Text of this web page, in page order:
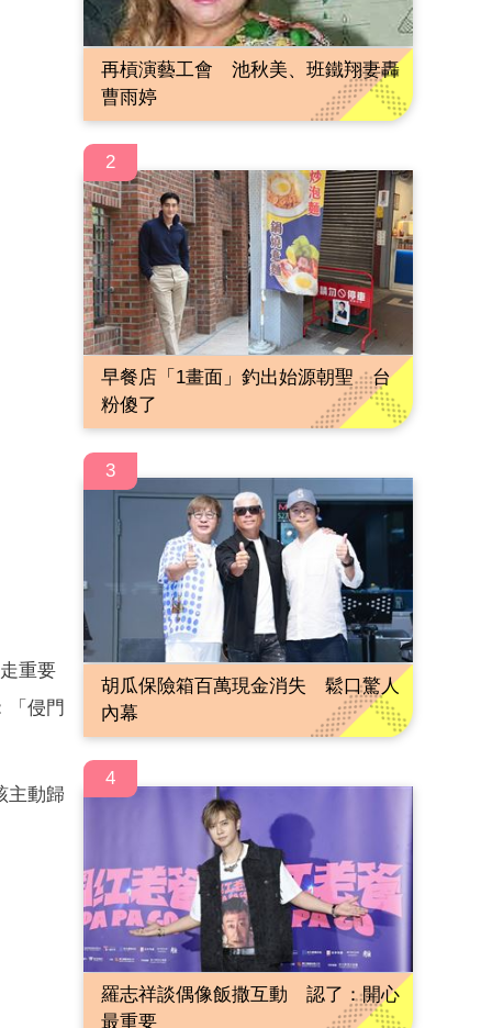
重要
「侵門
主動歸
再槓演藝工會 池秋美、班鐵翔妻轟
曹雨婷
2
早餐店「1畫面」釣出始源朝聖 台
粉傻了
3
胡瓜保險箱百萬現金消失 鬆口驚人
內幕
4
羅志祥談偶像飯撒互動 認了：開心
最重要